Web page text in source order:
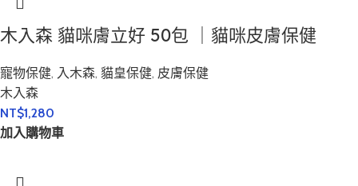
木入森 貓咪膚立好 50包 ｜貓咪皮膚保健
寵物保健, 入木森, 貓皇保健, 皮膚保健
木入森
NT$1,280
加入購物車